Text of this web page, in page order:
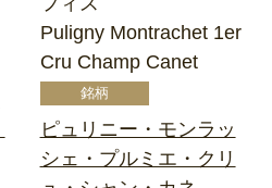
Puligny Montrachet 1er
Cru Champ Canet
ピュリニー・モンラッ
シェ・プルミエ・クリ